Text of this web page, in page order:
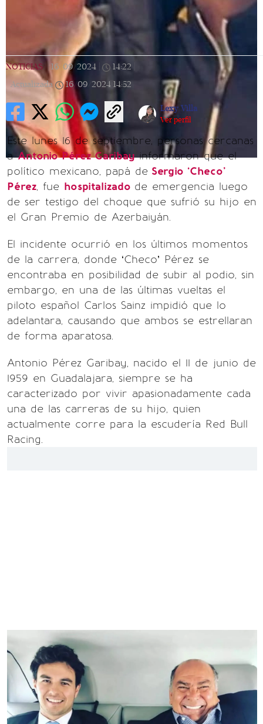
NOTICIAS 16/09/2024 14:22
Actualizada
16/09/2024 14:52
Lexy Villa
Ver perfil
Este lunes 16 de septiembre, personas cercanas
aAntonio Pérez Garibayinformaron que el
político mexicano, papá de Sergio ‘Checo’
Pérez, fue hospitalizado de emergencia luego
de ser testigo del choque que sufrió su hijo en
el Gran Premio de Azerbaiyán.
El incidente ocurrió en los últimos momentos
de la carrera, donde ‘Checo’ Pérez se
encontraba en posibilidad de subir al podio, sin
embargo, en una de las últimas vueltas el
piloto español Carlos Sainz impidió que lo
adelantara, causando que ambos se estrellaran
de forma aparatosa.
Antonio Pérez Garibay, nacido el 11 de junio de
1959 en Guadalajara, siempre se ha
caracterizado por vivir apasionadamente cada
una de las carreras de su hijo, quien
actualmente corre para la escudería Red Bull
Racing.